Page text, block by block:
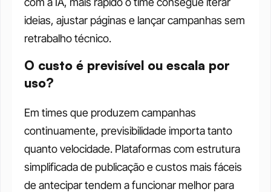
ideias, ajustar páginas e lançar campanhas sem
retrabalho técnico.
O custo é previsível ou escala por
uso?
Em times que produzem campanhas
continuamente, previsibilidade importa tanto
quanto velocidade. Plataformas com estrutura
simplificada de publicação e custos mais fáceis
de antecipar tendem a funcionar melhor para